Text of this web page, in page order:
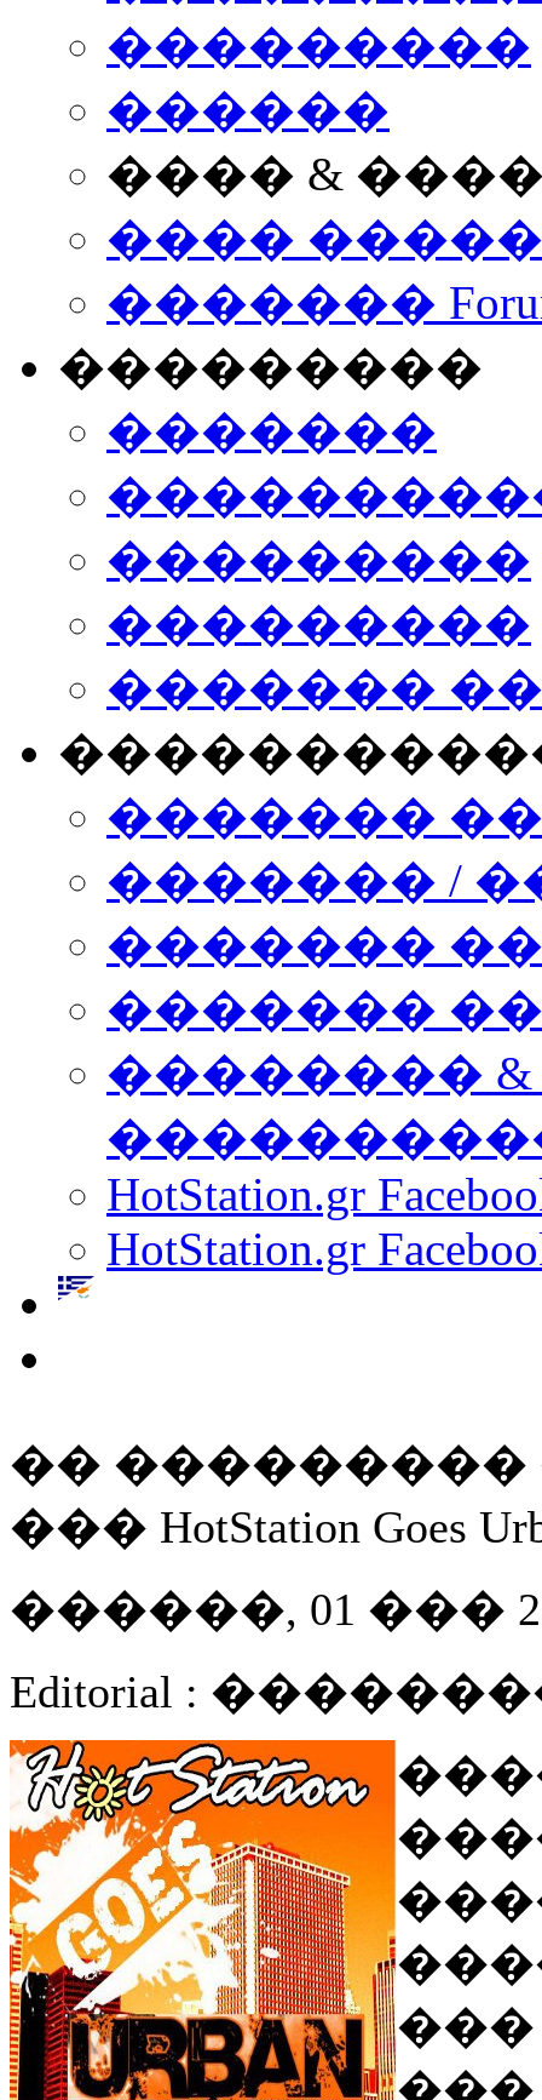
���������
������
���� &
����
�������
���������
�������
���������
���������
�������
�������
������� /
�������
������� ���
��������
HotStation.gr
HotStation.gr
�� ���������
��� HotStation Goes
������, 01 ���
Editorial :